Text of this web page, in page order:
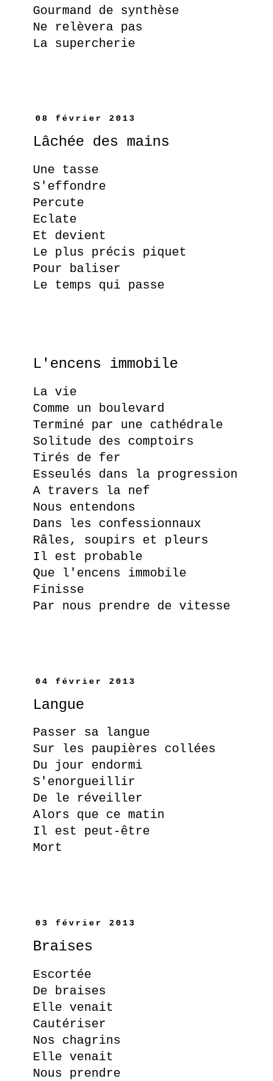
Gourmand de synthèse
Ne relèvera pas
La supercherie
08 février 2013
Lâchée des mains
Une tasse
S'effondre
Percute
Eclate
Et devient
Le plus précis piquet
Pour baliser
Le temps qui passe
L'encens immobile
La vie
Comme un boulevard
Terminé par une cathédrale
Solitude des comptoirs
Tirés de fer
Esseulés dans la progression
A travers la nef
Nous entendons
Dans les confessionnaux
Râles, soupirs et pleurs
Il est probable
Que l'encens immobile
Finisse
Par nous prendre de vitesse
04 février 2013
Langue
Passer sa langue
Sur les paupières collées
Du jour endormi
S'enorgueillir
De le réveiller
Alors que ce matin
Il est peut-être
Mort
03 février 2013
Braises
Escortée
De braises
Elle venait
Cautériser
Nos chagrins
Elle venait
Nous prendre